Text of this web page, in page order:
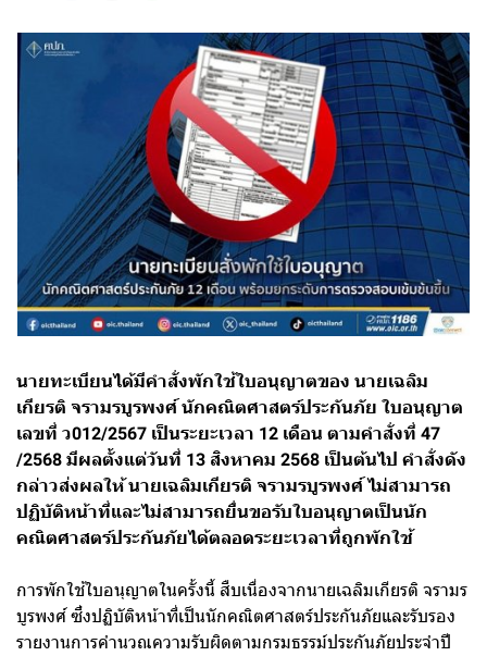
นายทะเบียนได้มีคำสั่งพักใช้ใบอนุญาตของ นายเฉลิม
เกียรติ จรามรบูรพงศ์ นักคณิตศาสตร์ประกันภัย ใบอนุญาต
เลขที่ ว012/2567 เป็นระยะเวลา 12 เดือน ตามคำสั่งที่ 47
/2568 มีผลตั้งแต่วันที่ 13 สิงหาคม 2568 เป็นต้นไป คำสั่งดัง
กล่าวส่งผลให้ นายเฉลิมเกียรติ จรามรบูรพงศ์ ไม่สามารถ
ปฏิบัติหน้าที่และไม่สามารถยื่นขอรับใบอนุญาตเป็นนัก
คณิตศาสตร์ประกันภัยได้ตลอดระยะเวลาที่ถูกพักใช้
การพักใช้ใบอนุญาตในครั้งนี้ สืบเนื่องจากนายเฉลิมเกียรติ จรามร
บูรพงศ์ ซึ่งปฏิบัติหน้าที่เป็นนักคณิตศาสตร์ประกันภัยและรับรอง
รายงานการคำนวณความรับผิดตามกรมธรรม์ประกันภัยประจำปี